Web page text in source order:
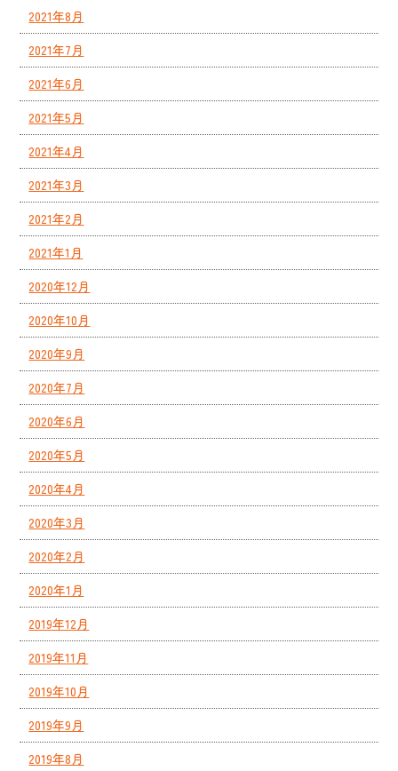
2021年8月
2021年7月
2021年6月
2021年5月
2021年4月
2021年3月
2021年2月
2021年1月
2020年12月
2020年10月
2020年9月
2020年7月
2020年6月
2020年5月
2020年4月
2020年3月
2020年2月
2020年1月
2019年12月
2019年11月
2019年10月
2019年9月
2019年8月